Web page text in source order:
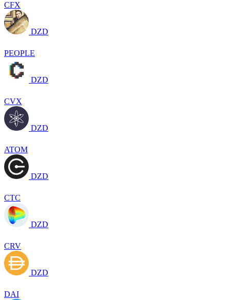
CFX
DZD
PEOPLE
DZD
CVX
DZD
ATOM
DZD
CTC
DZD
CRV
DZD
DAI